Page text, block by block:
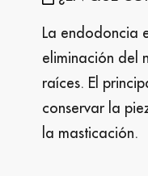
La endodoncia
eliminación del
raíces. El
conservar la
la masticación.